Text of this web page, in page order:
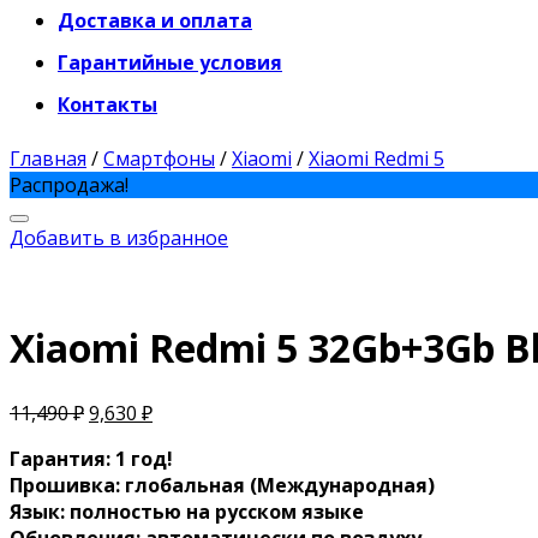
Доставка и оплата
Гарантийные условия
Контакты
Главная /Смартфоны /Xiaomi /Xiaomi Redmi 5
Распродажа!
Добавить в избранное
Xiaomi Redmi 5 32Gb+3Gb
11,490₽9,630 ₽
Гарантия: 1 год!
Прошивка: глобальная (Международная)
Язык: полностью на русском языке